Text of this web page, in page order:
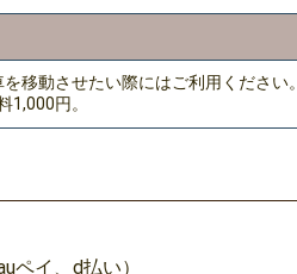
移動させたい際にはご利用ください。
1,000円。
ペイ、d払い）